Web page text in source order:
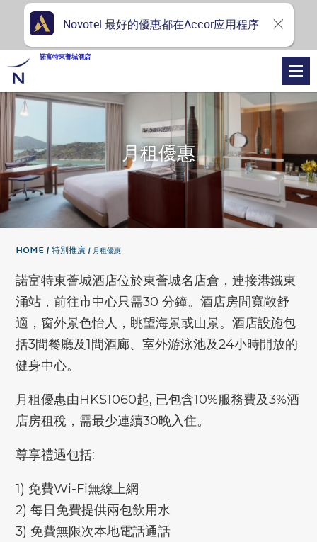
月租優惠
Home 特別推廣 月租優惠
諾富特東薈城酒店位於東薈城名店倉，連接港鐵東
涌站，前往市中心只需30 分鐘。酒店房間寬敞舒
適，窗外景色怡人，眺望海景或山景。酒店設施包
括3間餐廳及1間酒廊、室外游泳池及24小時開放的
健身中心。
月租優惠由HK$1060起, 已包含10%服務費及3%酒
店房租稅，需最少連續30晚入住。
尊享禮遇包括:
1) 免費Wi-Fi無線上網
2) 每日免費提供兩包飲用水
3) 免費無限次本地電話通話
諾富特東薈城酒店
Novotel 最好的優惠都在Accor应用程序